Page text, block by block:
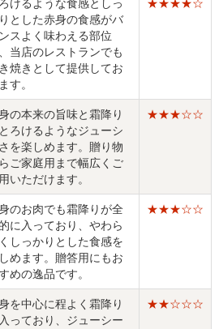
けるような食感としっ
とした赤身の食感がバ
スよく味わえる部位
当店のレストランでも
焼きとして提供してお
す。
★★★★☆
の本来の旨味と霜降り
ろけるようなジューシ
を楽しめます。贈り物
ご家庭用まで幅広くご
いただけます。
★★★☆☆
のお肉でも霜降りが全
に入っており、やわら
しっかりとした食感を
めます。贈答用にもお
めの逸品です。
★★★☆☆
を中心に程よく霜降り
っており、ジューシー
★★☆☆☆